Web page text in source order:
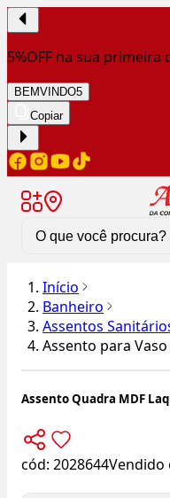
5%OFF na sua primeira
BEMVINDO5
Copiar
Início
Banheiro
Assentos
Assento para
Assento Quadra MDF
cód: 2028644Vendido